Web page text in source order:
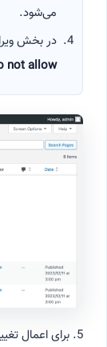
می‌شود.
در بخش
not allow